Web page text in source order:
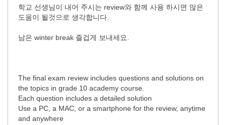
학교 선생님이 내어 주시는 review와 함께 사용 하시면 많은
도움이 될것으로 생각합니다.
남은 winter break 즐겁게 보내세요.
The final exam review includes questions and solutions on
the topics in grade 10 academy course.
Each question includes a detailed solution
Use a PC, a MAC, or a smartphone for the review, anytime
and anywhere